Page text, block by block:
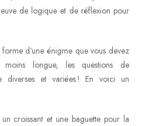
de logique et de réflexion pour
d’une énigme que vous devez
longue, les questions de
diverses et variées ! En voici un
croissant et une baguette pour la